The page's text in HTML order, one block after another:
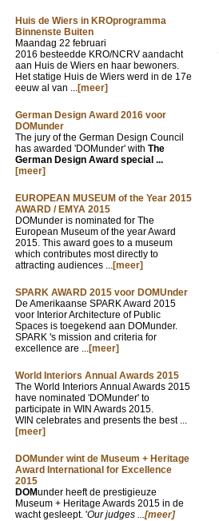
Huis de Wiers in KROprogramma
Binnenste Buiten
Maandag 22 februari
2016 besteedde KRO/NCRV aandacht
aan Huis de Wiers en haar bewoners.
Het statige Huis de Wiers werd in de 17e
eeuw al van ...[meer]
German Design Award 2016 voor
DOMunder
The jury of the German Design Council
has awarded 'DOMunder' with The
German Design Award special ...
[meer]
EUROPEAN MUSEUM of the Year 2015
AWARD / EMYA 2015
DOMunder is nominated for The
European Museum of the year Award
2015. This award goes to a museum
which contributes most directly to
attracting audiences ...[meer]
SPARK AWARD 2015 voor DOMUnder
De Amerikaanse SPARK Award 2015
voor Interior Architecture of Public
Spaces is toegekend aan DOMunder.
SPARK 's mission and criteria for
excellence are ...[meer]
World Interiors Annual Awards 2015
The World Interiors Annual Awards 2015
have nominated 'DOMunder' to
participate in WIN Awards 2015.
WIN celebrates and presents the best ...
[meer]
DOMunder wint de Museum + Heritage
Award International for Excellence
2015
DOMunder heeft de prestigieuze
Museum + Heritage Awards 2015 in de
wacht gesleept. 'Our judges ...[meer]